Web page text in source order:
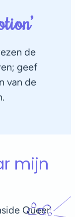
de
geef
van de
mijn
Queer